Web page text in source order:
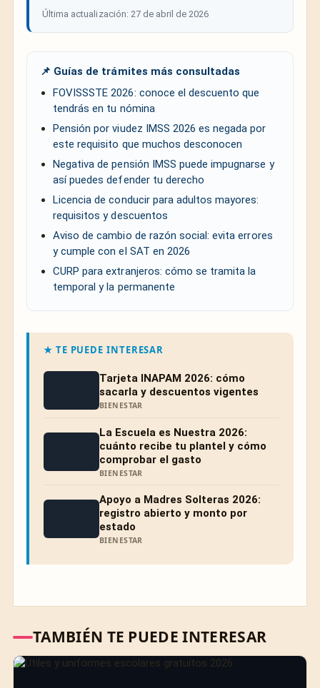
Última actualización: 27 de abril de 2026
📌 Guías de trámites más consultadas
FOVISSSTE 2026: conoce el descuento que
tendrás en tu nómina
Pensión por viudez IMSS 2026 es negada por
este requisito que muchos desconocen
Negativa de pensión IMSS puede impugnarse y
así puedes defender tu derecho
Licencia de conducir para adultos mayores:
requisitos y descuentos
Aviso de cambio de razón social: evita errores
y cumple con el SAT en 2026
CURP para extranjeros: cómo se tramita la
temporal y la permanente
★ TE PUEDE INTERESAR
Tarjeta INAPAM 2026: cómo
sacarla y descuentos vigentes
BIENESTAR
La Escuela es Nuestra 2026:
cuánto recibe tu plantel y cómo
comprobar el gasto
BIENESTAR
Apoyo a Madres Solteras 2026:
registro abierto y monto por
estado
BIENESTAR
TAMBIÉN TE PUEDE INTERESAR